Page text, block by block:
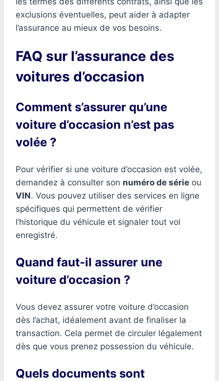
exclusions éventuelles, peut aider à adapter
l’assurance au mieux de vos besoins.
FAQ sur l’assurance des
voitures d’occasion
Comment s’assurer qu’une
voiture d’occasion n’est pas
volée ?
Pour vérifier si une voiture d’occasion est volée,
demandez à consulter son numéro de série ou
VIN. Vous pouvez utiliser des services en ligne
spécifiques qui permettent de vérifier
l’historique du véhicule et signaler tout vol
enregistré.
Quand faut-il assurer une
voiture d’occasion ?
Vous devez assurer votre voiture d’occasion
dès l’achat, idéalement avant de finaliser la
transaction. Cela permet de circuler légalement
dès que vous prenez possession du véhicule.
Quels documents sont